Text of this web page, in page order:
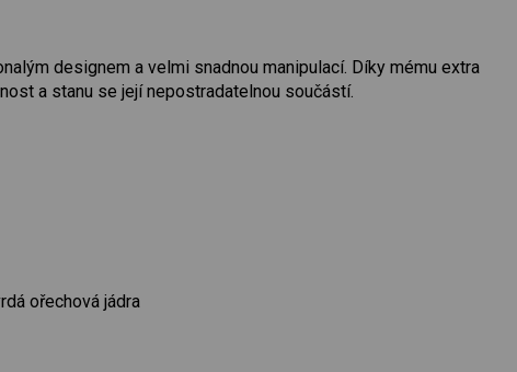
designem a velmi snadnou manipulací. Díky mému extra
a stanu se její nepostradatelnou součástí.
ořechová jádra